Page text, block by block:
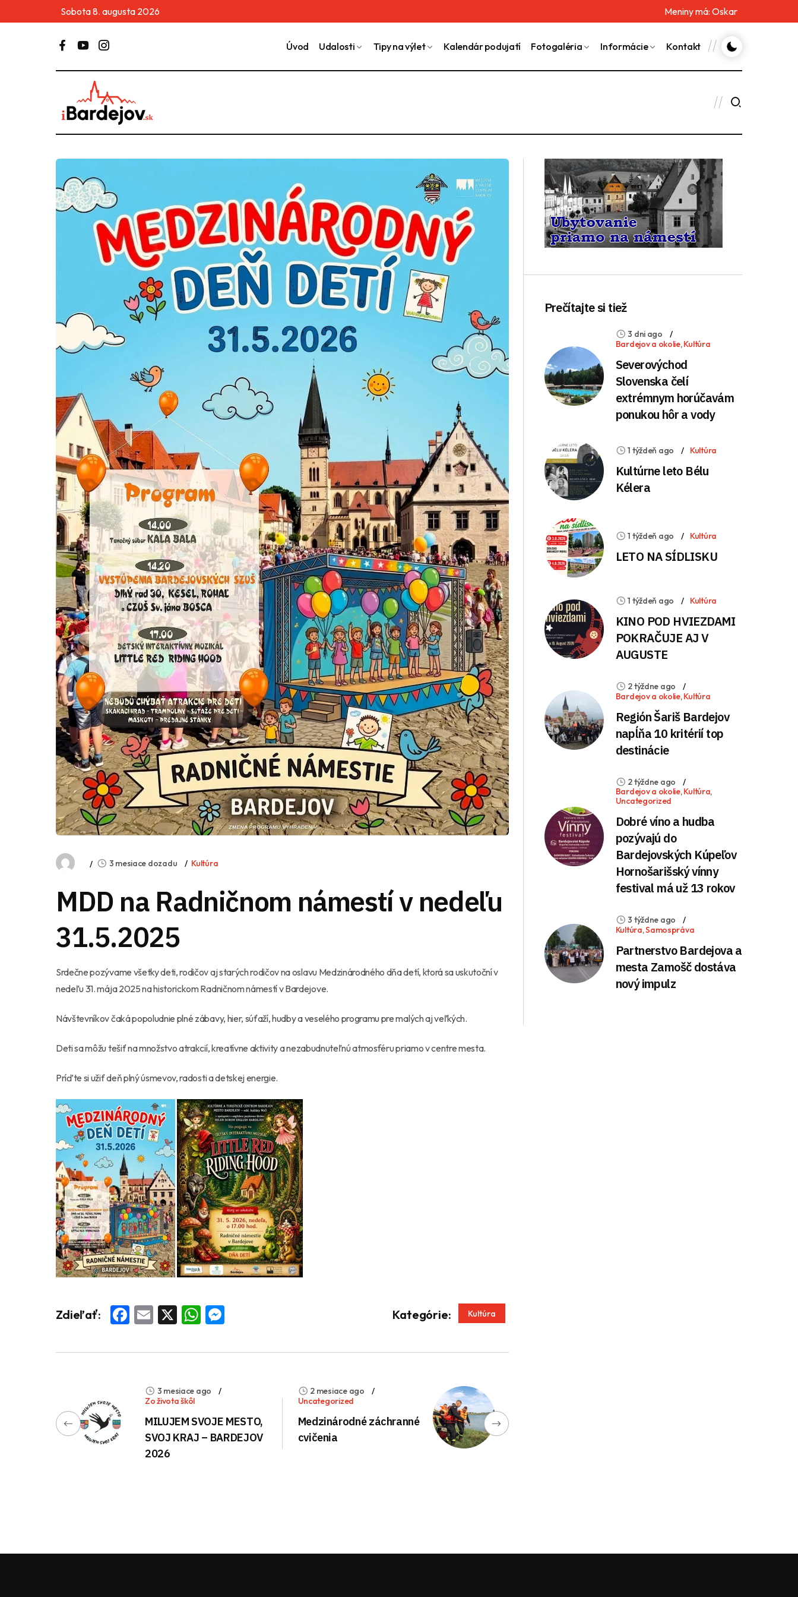
Sobota 8. augusta 2026 Meniny má: Oskar
Úvod Udalosti Tipy na výlet Kalendár podujatí Fotogaléria Informácie Kontakt
3 mesiace dozadu Kultúra
MDD na Radničnom námestí v nedeľu
31.5.2025
Srdečne pozývame všetky deti, rodičov aj starých rodičov na oslavu Medzinárodného dňa detí, ktorá sa uskutoční v
nedeľu 31. mája 2025 na historickom Radničnom námestí vBardejove.
Návštevníkov čaká popoludnie plné zábavy, hier, súťaží, hudby a veselého programu pre malých aj veľkých.
Deti sa môžu tešiť na množstvo atrakcií, kreatívne aktivity a nezabudnuteľnú atmosféru priamo v centre mesta.
Príďte si užiť deň plný úsmevov, radosti a detskej energie.
Zdieľať: Facebook
Email
X WhatsApp
Messenger Kategórie: Kultúra
3 mesiace ago
Zo života škôl
MILUJEM SVOJE MESTO,
SVOJ KRAJ – BARDEJOV
2026
2 mesiace ago
Uncategorized
Medzinárodné záchranné
cvičenia
Prečítajte si tiež
3 dni ago
Bardejov a okolie,Kultúra
Severovýchod
Slovenska čelí
extrémnym horúčavám
ponukou hôr a vody
1 týždeň ago Kultúra
Kultúrne leto Bélu
Kélera
1 týždeň ago Kultúra
LETO NA SÍDLISKU
1 týždeň ago Kultúra
KINO POD HVIEZDAMI
POKRAČUJE AJ V
AUGUSTE
2 týždne ago
Bardejov a okolie,Kultúra
Región Šariš Bardejov
napĺňa 10 kritérií top
destinácie
2 týždne ago
Bardejov a okolie,Kultúra,
Uncategorized
Dobré víno a hudba
pozývajú do
Bardejovských Kúpeľov
Hornošarišský vínny
festival má už 13 rokov
3 týždne ago
Kultúra,Samospráva
Partnerstvo Bardejova a
mesta Zamošč dostáva
nový impulz